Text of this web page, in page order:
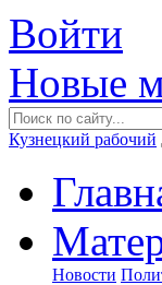
Войти
Новые
Кузнецкий рабочий
Новости